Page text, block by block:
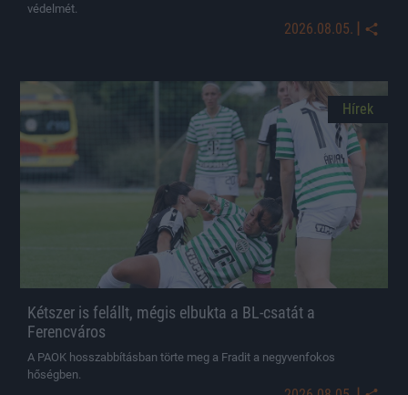
védelmét.
2026.08.05. |
Hírek
Kétszer is felállt, mégis elbukta a BL-csatát a
Ferencváros
A PAOK hosszabbításban törte meg a Fradit a negyvenfokos
hőségben.